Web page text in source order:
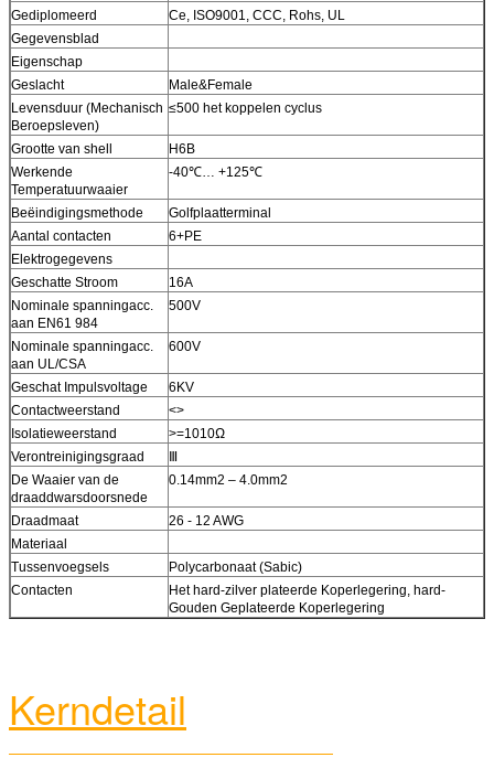
Gediplomeerd
Ce, ISO9001, CCC, Rohs, UL
Gegevensblad
Eigenschap
Geslacht
Male&Female
Levensduur (Mechanisch
Beroepsleven)
≤500 het koppelen cyclus
Grootte van shell
H6B
Werkende
Temperatuurwaaier
-40℃… +125℃
Beëindigingsmethode
Golfplaatterminal
Aantal contacten
6+PE
Elektrogegevens
Geschatte Stroom
16A
Nominale spanningacc.
aan EN61 984
500V
Nominale spanningacc.
aan UL/CSA
600V
Geschat Impulsvoltage
6KV
Contactweerstand
<>
Isolatieweerstand
>=1010Ω
Verontreinigingsgraad
De Waaier van de
draaddwarsdoorsnede
0.14mm2 – 4.0mm2
Draadmaat
26 - 12 AWG
Materiaal
Tussenvoegsels
Polycarbonaat (Sabic)
Contacten
Het hard-zilver plateerde Koperlegering, hard-
Gouden Geplateerde Koperlegering
Kerndetail